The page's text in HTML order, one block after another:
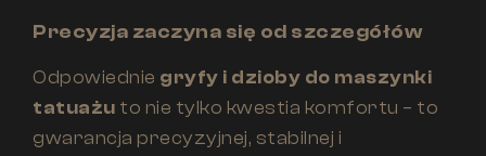
Precyzja zaczyna się od szczegółów
Odpowiednie gryfy i dzioby do maszynki
tatuażu to nie tylko kwestia komfortu – to
gwarancja precyzyjnej, stabilnej i